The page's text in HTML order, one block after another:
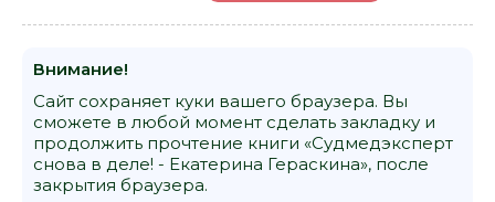
Внимание!
Сайт сохраняет куки вашего браузера. Вы
сможете в любой момент сделать закладку и
продолжить прочтение книги «Судмедэксперт
снова в деле! - Екатерина Гераскина», после
закрытия браузера.